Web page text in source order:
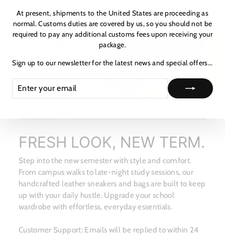
FRESH LOOK, NEW TERM.
Step into the new semester with style and comfort.
From campus walks to late-night study sessions, our
handcrafted leather sneakers and bags are built to keep
up with your daily hustle. Upgrade your school
wardrobe with effortless, everyday essentials.
Customer Support: Emails will be replied to within 24
At present, shipments to the United States are proceeding as
normal. Customs duties are covered by us, so you should not be
required to pay any additional customs fees upon receiving your
package.
Sign up to our newsletter for the latest news and special offers...
YOUR
EMAIL
★ レビュー